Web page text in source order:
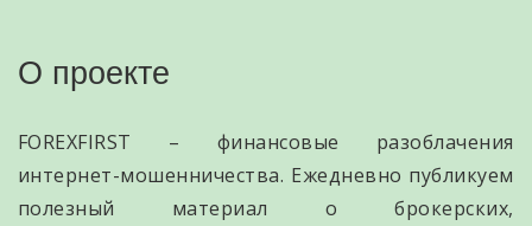
О проекте
FOREXFIRST – финансовые разоблачения
интернет-мошенничества. Ежедневно публикуем
полезный материал о брокерских,